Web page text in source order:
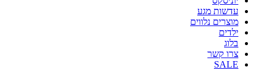
עדשות מגע
מוצרים נלווים
ילדים
בלוג
צרו קשר
SALE